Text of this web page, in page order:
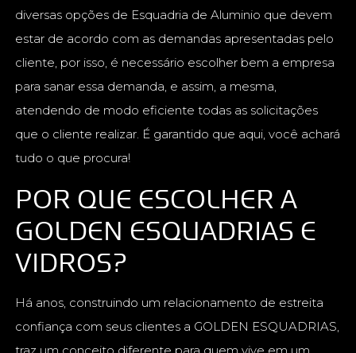
diversas opções de Esquadria de Aluminio que devem
estar de acordo com as demandas apresentadas pelo
cliente, por isso, é necessário escolher bem a empresa
para sanar essa demanda, e assim, a mesma,
atendendo de modo eficiente todas as solicitações
que o cliente realizar. É garantido que aqui, você achará
tudo o que procura!
POR QUE ESCOLHER A
GOLDEN ESQUADRIAS E
VIDROS?
Há anos, construindo um relacionamento de estreita
confiança com seus clientes a GOLDEN ESQUADRIAS,